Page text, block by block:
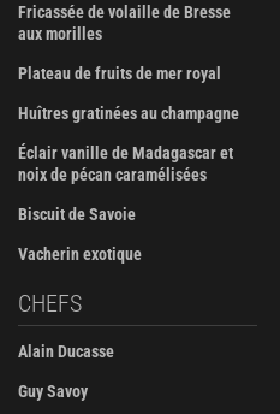
Fricassée de volaille de Bresse
aux morilles
Plateau de fruits de mer royal
Huîtres gratinées au champagne
Éclair vanille de Madagascar et
noix de pécan caramélisées
Biscuit de Savoie
Vacherin exotique
CHEFS
Alain Ducasse
Guy Savoy